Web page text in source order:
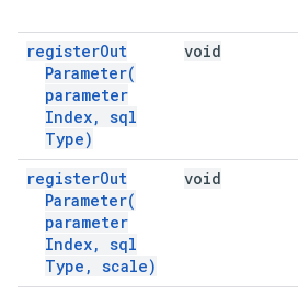
registerOut
Parameter(
parameter
Index, sql
Type)
void
registerOut
Parameter(
parameter
Index, sql
Type , scale)
void